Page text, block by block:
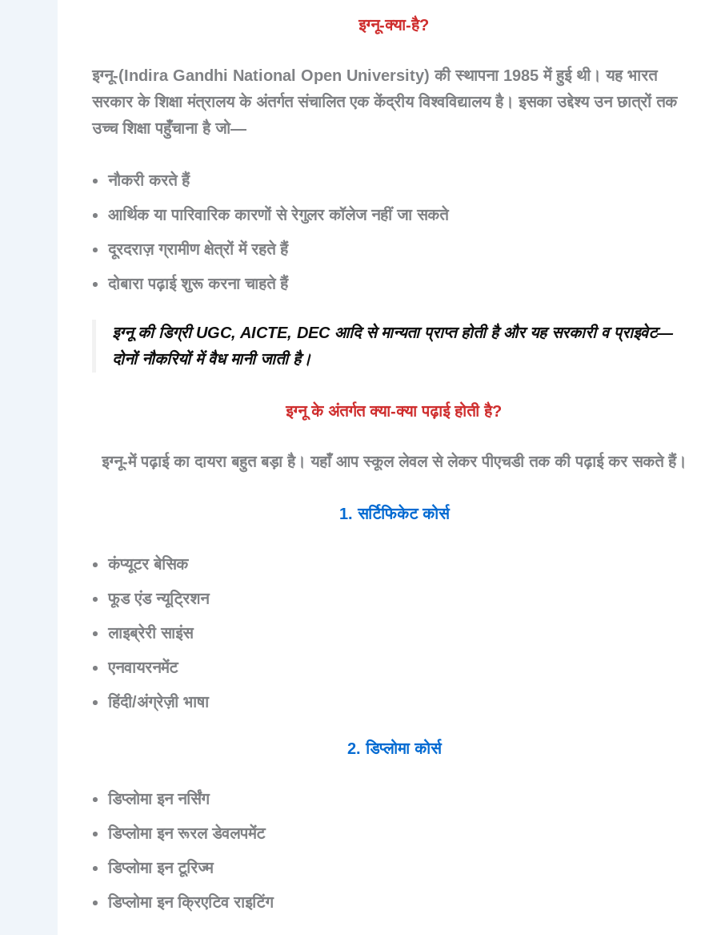
इग्नू-क्या-है?
इग्नू-(Indira Gandhi National Open University) की स्थापना 1985में हुई थी। यह भारत
सरकार केशिक्षा मंत्रालयके अंतर्गत संचालित एक केंद्रीय विश्वविद्यालय है। इसका उद्देश्य उन छात्रों तक
उच्च शिक्षा पहुँचाना है जो—
नौकरी करते हैं
आर्थिक या पारिवारिक कारणों से रेगुलर कॉलेज नहीं जा सकते
दूरदराज़ ग्रामीण क्षेत्रों में रहते हैं
दोबारा पढ़ाई शुरू करना चाहते हैं
इग्नू की डिग्रीUGC, AICTE, DECआदि से मान्यता प्राप्त होती है और यह सरकारी व प्राइवेट—
दोनों नौकरियों में वैध मानी जाती है।
इग्नू के अंतर्गत क्या-क्या पढ़ाई होती है?
इग्नू-में पढ़ाई का दायरा बहुत बड़ा है। यहाँ आपस्कूल लेवल से लेकर पीएचडीतक की पढ़ाई कर सकते हैं।
1. सर्टिफिकेट कोर्स
कंप्यूटर बेसिक
फूड एंड न्यूट्रिशन
लाइब्रेरी साइंस
एनवायरनमेंट
हिंदी/अंग्रेज़ी भाषा
2. डिप्लोमा कोर्स
डिप्लोमा इन नर्सिंग
डिप्लोमा इन रूरल डेवलपमेंट
डिप्लोमा इन टूरिज्म
डिप्लोमा इन क्रिएटिव राइटिंग